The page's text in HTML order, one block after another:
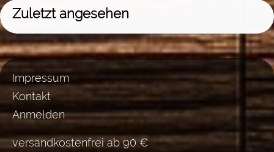
Zuletzt angesehen
Impressum
Kontakt
Anmelden
versandkostenfrei ab 90 €